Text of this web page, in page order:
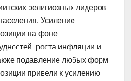
религиозных лидеров
Усиление
на фоне
роста инфляции и
подавление любых форм
привели к усилению